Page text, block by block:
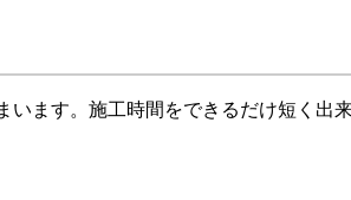
ます。施工時間をできるだけ短く出